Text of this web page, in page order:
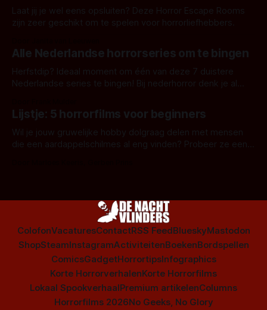
Laat jij je wel eens opsluiten? Deze Horror Escape Rooms
zijn zeer geschikt om te spelen voor horrorliefhebbers.
Alle Nederlandse horrorseries om te bingen
Herfstdip? Ideaal moment om één van deze 7 duistere
Nederlandse series te bingen! Bij nederhorror denk je al
Amsterdamned of The Johnsons. Maar Nederlandse horror
is niet beperkt tot films. Hier een aantal Nederlandse tv-
series uit het duistere of horrorgenre. Als
Lijstje: 5 horrorfilms voor beginners
Wil je jouw gruwelijke hobby dolgraag delen met mensen
die een aardappelschilmes al eng vinden? Probeer ze eens
ColofonVacaturesContactRSS FeedBlueskyMastodon
ShopSteamInstagramActiviteitenBoekenBordspellen
ComicsGadgetHorrortipsInfographics
Korte HorrorverhalenKorte Horrorfilms
Lokaal SpookverhaalPremium artikelenColumns
Horrorfilms 2026No Geeks, No Glory